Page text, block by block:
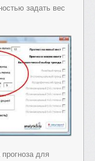
задать вес
для